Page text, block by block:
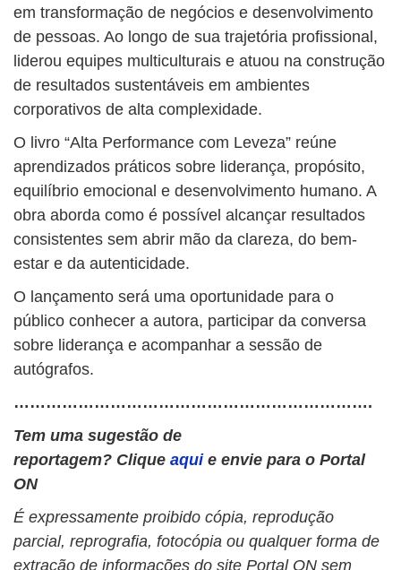
em transformação de negócios e desenvolvimento
de pessoas. Ao longo de sua trajetória profissional,
liderou equipes multiculturais e atuou na construção
de resultados sustentáveis em ambientes
corporativos de alta complexidade.
O livro “Alta Performance com Leveza” reúne
aprendizados práticos sobre liderança, propósito,
equilíbrio emocional e desenvolvimento humano. A
obra aborda como é possível alcançar resultados
consistentes sem abrir mão da clareza, do bem-
estar e da autenticidade.
O lançamento será uma oportunidade para o
público conhecer a autora, participar da conversa
sobre liderança e acompanhar a sessão de
autógrafos.
………………………………………………………….
Tem uma sugestão de
reportagem? Clique aqui e envie para o Portal
ON
É expressamente proibido cópia, reprodução
parcial, reprografia, fotocópia ou qualquer forma de
extração de informações do site Portal ON sem